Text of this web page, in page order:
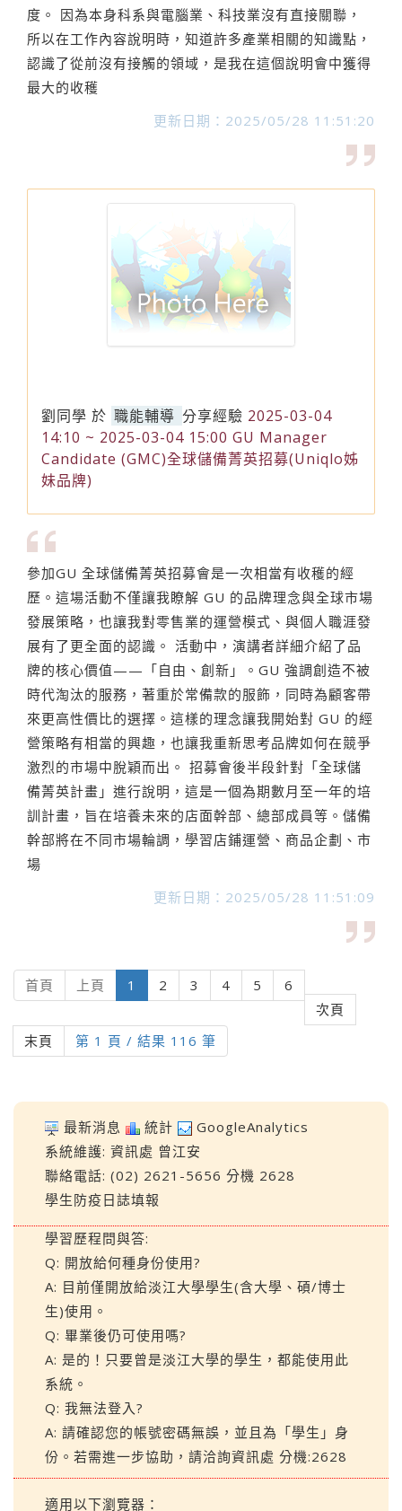
度。 因為本身科系與電腦業、科技業沒有直接關聯，
所以在工作內容說明時，知道許多產業相關的知識點，
認識了從前沒有接觸的領域，是我在這個說明會中獲得
最大的收穫
更新日期：2025/05/28 11:51:20
劉同學 於 職能輔導 分享經驗 2025-03-04
14:10 ~ 2025-03-04 15:00 GU Manager
Candidate (GMC)全球儲備菁英招募(Uniqlo姊
妹品牌)
參加GU 全球儲備菁英招募會是一次相當有收穫的經
歷。這場活動不僅讓我瞭解 GU 的品牌理念與全球市場
發展策略，也讓我對零售業的運營模式、與個人職涯發
展有了更全面的認識。 活動中，演講者詳細介紹了品
牌的核心價值——「自由、創新」。GU 強調創造不被
時代淘汰的服務，著重於常備款的服飾，同時為顧客帶
來更高性價比的選擇。這樣的理念讓我開始對 GU 的經
營策略有相當的興趣，也讓我重新思考品牌如何在競爭
激烈的市場中脫穎而出。 招募會後半段針對「全球儲
備菁英計畫」進行說明，這是一個為期數月至一年的培
訓計畫，旨在培養未來的店面幹部、總部成員等。儲備
幹部將在不同市場輪調，學習店鋪運營、商品企劃、市
場
更新日期：2025/05/28 11:51:09
首頁 上頁 1 (current)
2 3 4 5
6
次頁
末頁
第 1 頁 / 結果 116 筆
最新消息 統計
GoogleAnalytics
系統維護: 資訊處 曾江安
聯絡電話: (02) 2621-5656 分機 2628
學生防疫日誌填報
學習歷程問與答:
Q: 開放給何種身份使用?
A: 目前僅開放給淡江大學學生(含大學、碩/博士
生)使用。
Q: 畢業後仍可使用嗎?
A: 是的！只要曾是淡江大學的學生，都能使用此
系統。
Q: 我無法登入?
A: 請確認您的帳號密碼無誤，並且為「學生」身
份。若需進一步協助，請洽詢資訊處 分機:2628
適用以下瀏覽器：